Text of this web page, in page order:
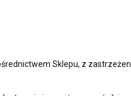
Sklepu, z